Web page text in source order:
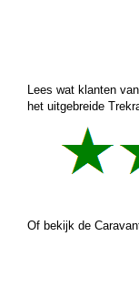
Lees wat klanten
het uitgebreide
Of bekijk de